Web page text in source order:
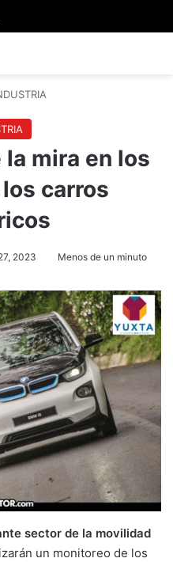
mira en los
carros
2023 Menos de un minuto
sector de la movilidad
un monitoreo de los